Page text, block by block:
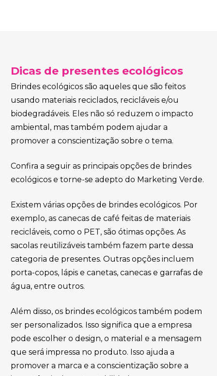
Dicas de presentes ecológicos
Brindes ecológicos são aqueles que são feitos
usando materiais reciclados, recicláveis e/ou
biodegradáveis. Eles não só reduzem o impacto
ambiental, mas também podem ajudar a
promover a conscientização sobre o tema.
Confira a seguir as principais opções de brindes
ecológicos e torne-se adepto do Marketing Verde.
Existem várias opções de brindes ecológicos. Por
exemplo, as canecas de café feitas de materiais
recicláveis, como o PET, são ótimas opções. As
sacolas reutilizáveis também fazem parte dessa
categoria de presentes. Outras opções incluem
porta-copos, lápis e canetas, canecas e garrafas de
água, entre outros.
Além disso, os brindes ecológicos também podem
ser personalizados. Isso significa que a empresa
pode escolher o design, o material e a mensagem
que será impressa no produto. Isso ajuda a
promover a marca e a conscientização sobre a